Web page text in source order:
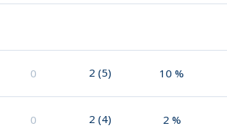
0 2 (5) 10 %
0 2 (4) 2 %